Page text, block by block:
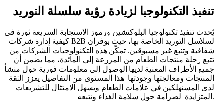
تنفيذ التكنولوجيا لزيادة رؤية سلسلة التوريد
يُحدث تنفيذ تكنولوجيا البلوكتشين ورموز الاستجابة السريعة ثورة في
كيفية إدارة شركات B2B لسلاسل التوريد الخاصة بها، حيث يوفران
شفافية وتتبع غير مسبوقين. تمكّن هذه التكنولوجيات الشركات من
تتبع رحلة منتجات الطعام من المزرعة إلى المائدة، مما يضمن أن
جميع الأطراف المعنية لديها الوصول إلى معلومات فورية حول منشأ
المنتجات ومعالجتها وجودتها. هذا المستوى من التفاصيل يعزز الثقة
لدى المستهلكين في علامات الطعام ويسهل الامتثال للتشريعات
المتزايدة الصرامة حول سلامة الغذاء وتتبعه.